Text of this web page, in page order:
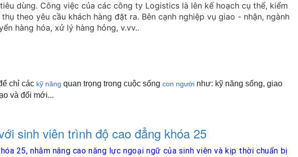
dùng. Công việc của các công ty Logistics là lên kế hoạch cụ thể, kiểm
theo yêu cầu khách hàng đặt ra. Bên cạnh nghiệp vụ giao - nhận, ngành
hàng hóa, xử lý hàng hỏng, v.vv..
chỉ các kỹ năng quan trọng trong cuộc sống con người như: kỹ năng sống, giao
và đổi mới...
sinh viên trình độ cao đẳng khóa 25
25, nhằm nâng cao năng lực ngoại ngữ của sinh viên và kịp thời chuẩn bị